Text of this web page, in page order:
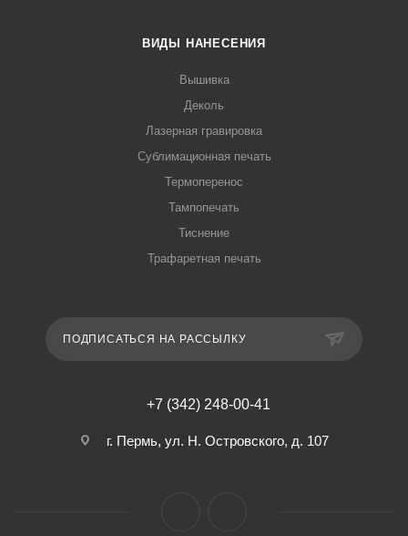
ВИДЫ НАНЕСЕНИЯ
Вышивка
Деколь
Лазерная гравировка
Сублимационная печать
Термоперенос
Тампопечать
Тиснение
Трафаретная печать
ПОДПИСАТЬСЯ НА РАССЫЛКУ
+7 (342) 248-00-41
г. Пермь, ул. Н. Островского, д. 107